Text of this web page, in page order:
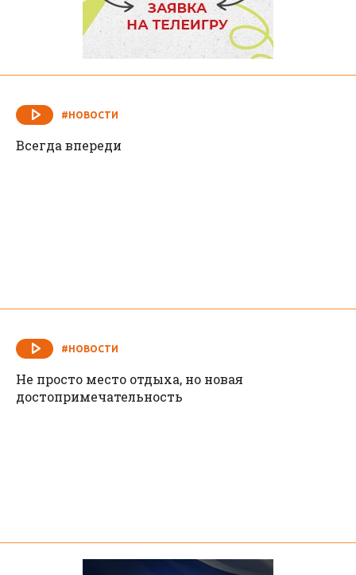
#НОВОСТИ
Всегда впереди
#НОВОСТИ
Не просто место отдыха, но новая
достопримечательность